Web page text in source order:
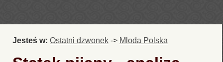
Jesteś w: Ostatni dzwonek -> Mloda Polska